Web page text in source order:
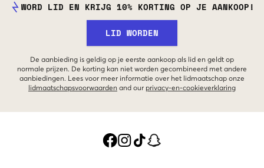
WORD LID EN KRIJG 10% KORTING OP JE AANKOOP!
LID WORDEN
De aanbieding is geldig op je eerste aankoop als lid en geldt op
normale prijzen. De korting kan niet worden gecombineerd met andere
aanbiedingen. Lees voor meer informatie over het lidmaatschap onze
lidmaatschapsvoorwaarden and our privacy-en-cookieverklaring